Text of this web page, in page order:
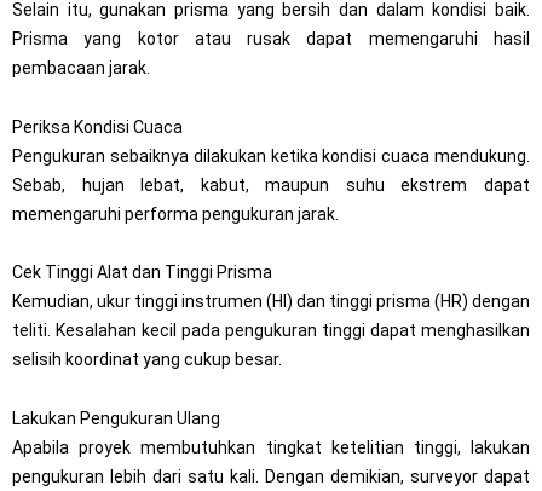
Selain itu, gunakan prisma yang bersih dan dalam kondisi baik.
Prisma yang kotor atau rusak dapat memengaruhi hasil
pembacaan jarak.
Periksa Kondisi Cuaca
Pengukuran sebaiknya dilakukan ketika kondisi cuaca mendukung.
Sebab, hujan lebat, kabut, maupun suhu ekstrem dapat
memengaruhi performa pengukuran jarak.
Cek Tinggi Alat dan Tinggi Prisma
Kemudian, ukur tinggi instrumen (HI) dan tinggi prisma (HR) dengan
teliti. Kesalahan kecil pada pengukuran tinggi dapat menghasilkan
selisih koordinat yang cukup besar.
Lakukan Pengukuran Ulang
Apabila proyek membutuhkan tingkat ketelitian tinggi, lakukan
pengukuran lebih dari satu kali. Dengan demikian, surveyor dapat